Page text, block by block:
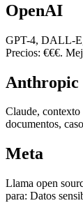
OpenAI
GPT-4, DALL-E,
Precios: €€€.
Anthropic
Claude,
documentos,
Meta
Llama open
para: Datos